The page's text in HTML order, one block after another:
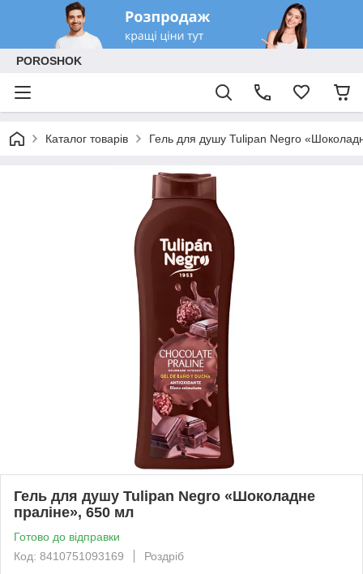
POROSHOK
Каталог товарів Гель для душу Tulipan Negro
Гель для душу Tulipan Negro «Шоколадне
праліне», 650 мл
Готово до відправки
Код: 8410751093169
Роздріб